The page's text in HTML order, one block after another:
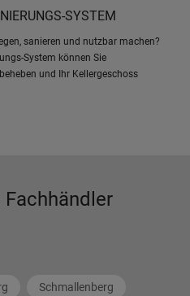
SYSTEM
sanieren und nutzbar machen?
System können Sie
und Ihr Kellergeschoss
Schmallenberg